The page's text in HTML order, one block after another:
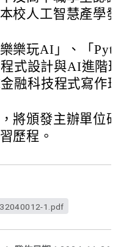
校人工智慧產學
樂玩AI」、「
式設計與AI進階
融科技程式寫作
將頒發主辦單位
歷程。
1.pdf